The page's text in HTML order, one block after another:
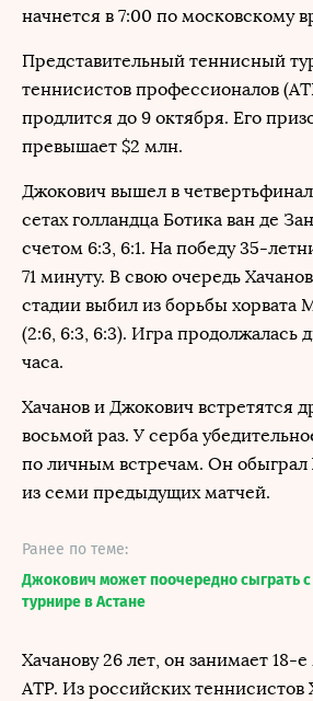
начнется в 7:00 по московскому
Представительный теннисный
теннисистов профессионалов
продлится до 9 октября. Его
превышает $2 млн.
Джокович вышел в
сетах голландца Ботика ван де
счетом 6:3, 6:1. На победу 35-
71 минуту. В свою очередь
стадии выбил из борьбы хорвата
(2:6, 6:3, 6:3). Игра продолжалась
часа.
Хачанов и Джокович встретятся
восьмой раз. У серба
по личным встречам. Он обыграл
из семи предыдущих матчей.
Ранее по теме:
Джокович может поочередно сыграть
турнире в Астане
Хачанову 26 лет, он занимает 18-
ATP. Из российских теннисистов